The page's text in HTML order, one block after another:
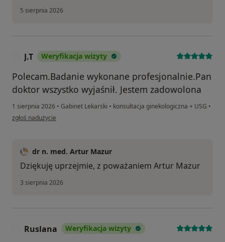
5 sierpnia 2026
J.T Weryfikacja wizyty
Polecam.Badanie wykonane profesjonalnie.Pan
doktor wszystko wyjaśnił. Jestem zadowolona
1 sierpnia 2026 • Gabinet Lekarski • konsultacja ginekologiczna + USG •
w opinii użytkownika J.T
zgłoś nadużycie
dr n. med. Artur Mazur
Dziękuję uprzejmie, z poważaniem Artur Mazur
3 sierpnia 2026
Ruslana Weryfikacja wizyty